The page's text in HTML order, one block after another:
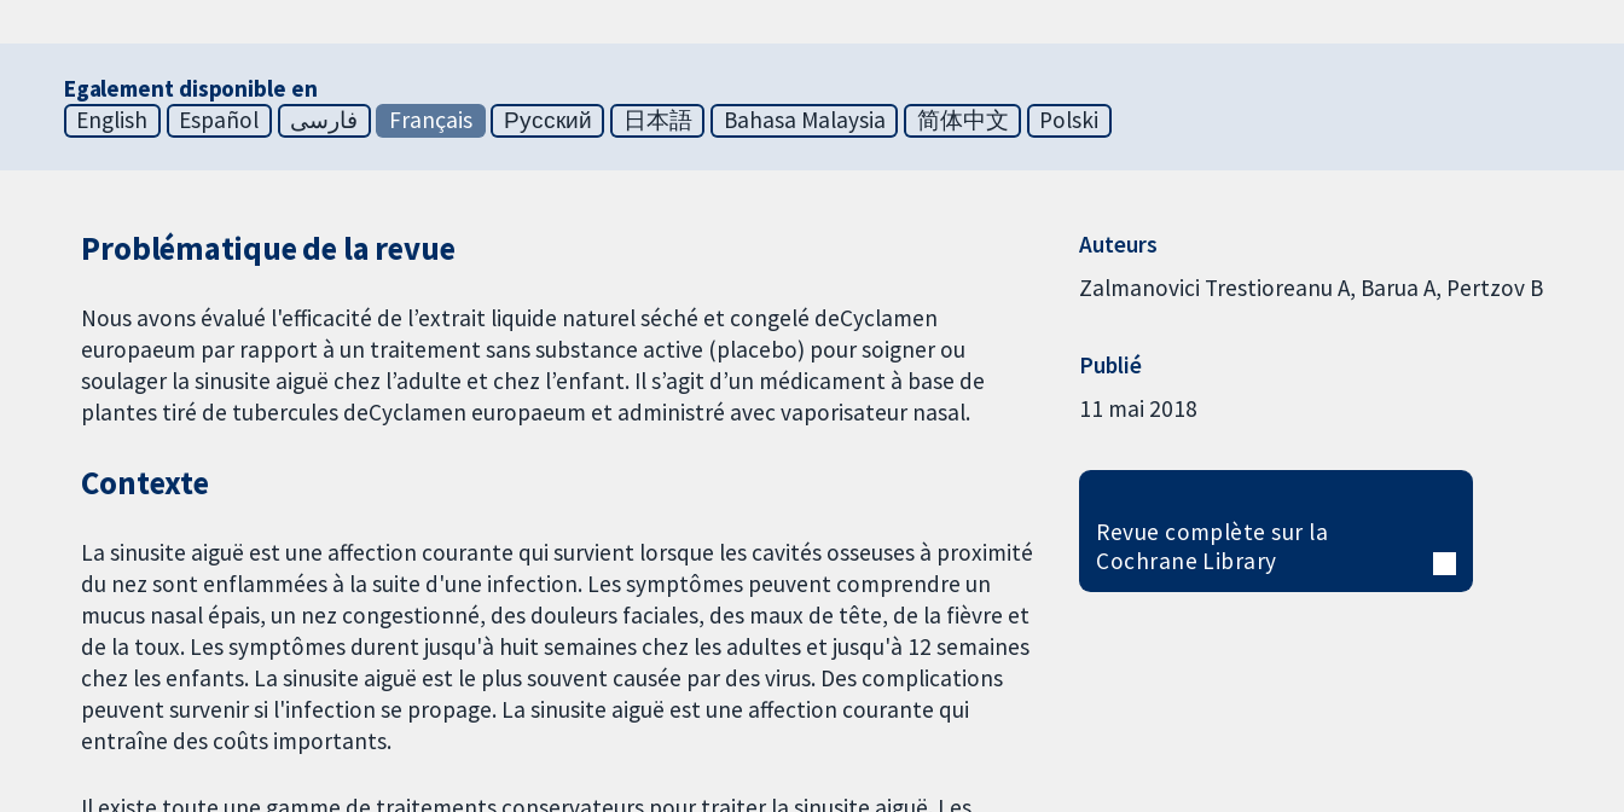
Egalement disponible en
English
Español فارسی Français Русский 日本語 Bahasa Malaysia 简体中文 Polski
Problématique de la revue
Nous avons évalué l'efficacité de l’extrait liquide naturel séché et congelé deCyclamen
europaeum par rapport à un traitement sans substance active (placebo) pour soigner ou
soulager la sinusite aiguë chez l’adulte et chez l’enfant. Il s’agit d’un médicament à base de
plantes tiré de tubercules deCyclamen europaeum et administré avec vaporisateur nasal.
Contexte
La sinusite aiguë est une affection courante qui survient lorsque les cavités osseuses à proximité
du nez sont enflammées à la suite d'une infection. Les symptômes peuvent comprendre un
mucus nasal épais, un nez congestionné, des douleurs faciales, des maux de tête, de la fièvre et
de la toux. Les symptômes durent jusqu'à huit semaines chez les adultes et jusqu'à 12 semaines
chez les enfants. La sinusite aiguë est le plus souvent causée par des virus. Des complications
peuvent survenir si l'infection se propage. La sinusite aiguë est une affection courante qui
entraîne des coûts importants.
Auteurs
Zalmanovici Trestioreanu A Barua A Pertzov B
Publié
11 mai 2018
Revue complète sur la
Cochrane Library